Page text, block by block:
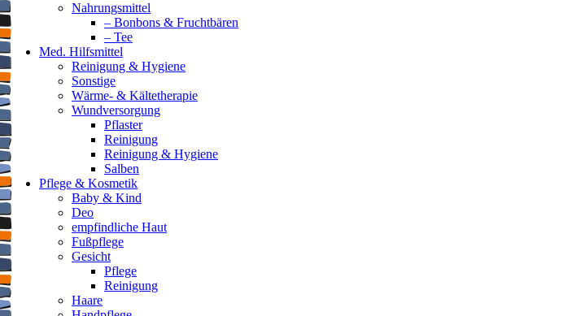
Nahrungsmittel
– Bonbons & Fruchtbären
– Tee
Med. Hilfsmittel
Reinigung & Hygiene
Sonstige
Wärme- & Kältetherapie
Wundversorgung
Pflaster
Reinigung
Reinigung & Hygiene
Salben
Pflege & Kosmetik
Baby & Kind
Deo
empfindliche Haut
Fußpflege
Gesicht
Pflege
Reinigung
Haare